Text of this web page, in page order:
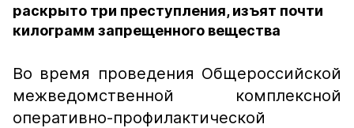
раскрыто три преступления, изъят почти
килограмм запрещенного вещества
Во время проведения Общероссийской
межведомственной комплексной
оперативно-профилактической